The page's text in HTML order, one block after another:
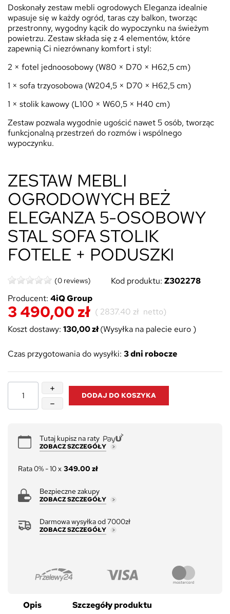
Doskonały zestaw mebli ogrodowych Eleganza idealnie
wpasuje się w każdy ogród, taras czy balkon, tworząc
przestronny, wygodny kącik do wypoczynku na świeżym
powietrzu. Zestaw składa się z 4 elementów, które
zapewnią Ci niezrównany komfort i styl:
2 × fotel jednoosobowy (W80 × D70 × H62,5 cm)
1 × sofa trzyosobowa (W204,5 × D70 × H62,5 cm)
1 × stolik kawowy (L100 × W60,5 × H40 cm)
Zestaw pozwala wygodnie ugościć nawet 5 osób, tworząc
funkcjonalną przestrzeń do rozmów i wspólnego
wypoczynku.
ZESTAW MEBLI
OGRODOWYCH BEŻ
ELEGANZA 5-OSOBOWY
STAL SOFA STOLIK
FOTELE + PODUSZKI
(0 reviews) Kod produktu: Z302278
Producent: 4iQ Group
3 490,00 zł ( 2837.40 zł netto)
Koszt dostawy: 130,00 zł(Wysyłka na palecie euro )
Czas przygotowania do wysyłki: 3 dni robocze
DODAJ DO KOSZYKA
Tutaj kupisz na raty
ZOBACZ SZCZEGÓŁY
Rata 0% - 10 x 349.00 zł
Bezpieczne zakupy
ZOBACZ SZCZEGÓŁY
Darmowa wysyłka od 7000zł
ZOBACZ SZCZEGÓŁY
Opis Szczegóły produktu